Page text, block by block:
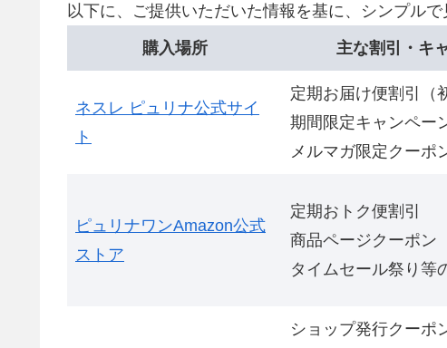
以下に、ご提供いただいた情報を基に、シンプルで
購入場所 主な割引・キ
ネスレ ピュリナ公式サイ
ト
定期お届け便割引（
期間限定キャンペー
メルマガ限定クーポ
ピュリナワンAmazon公式
ストア
定期おトク便割引
商品ページクーポン
タイムセール祭り等
ショップ発行クーポ